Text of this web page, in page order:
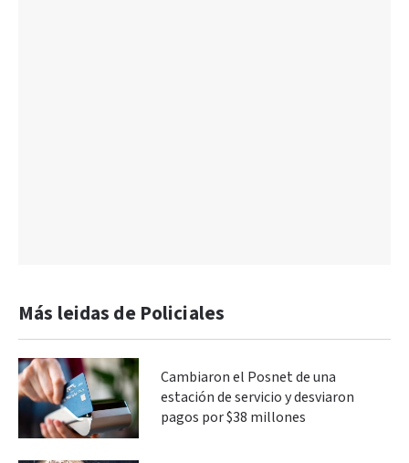
Más leidas de Policiales
Cambiaron el Posnet de una
estación de servicio y desviaron
pagos por $38 millones